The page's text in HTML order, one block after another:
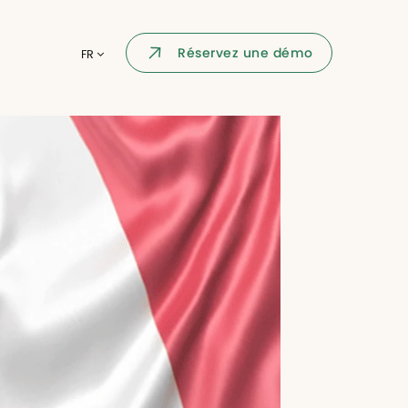
FR Réservez une démo
KPI et reportings
Intégration
Événement d'entreprise
Annuaire d'entreprise
Processus de validation